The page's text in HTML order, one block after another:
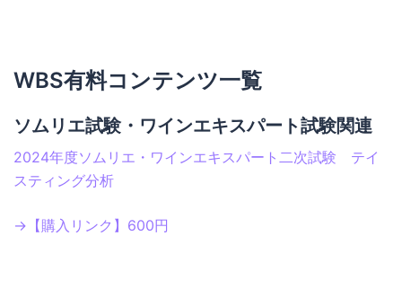
WBS有料コンテンツ一覧
ソムリエ試験・ワインエキスパート試験関連
2024年度ソムリエ・ワインエキスパート二次試験 テイ
スティング分析
→【購入リンク】600円